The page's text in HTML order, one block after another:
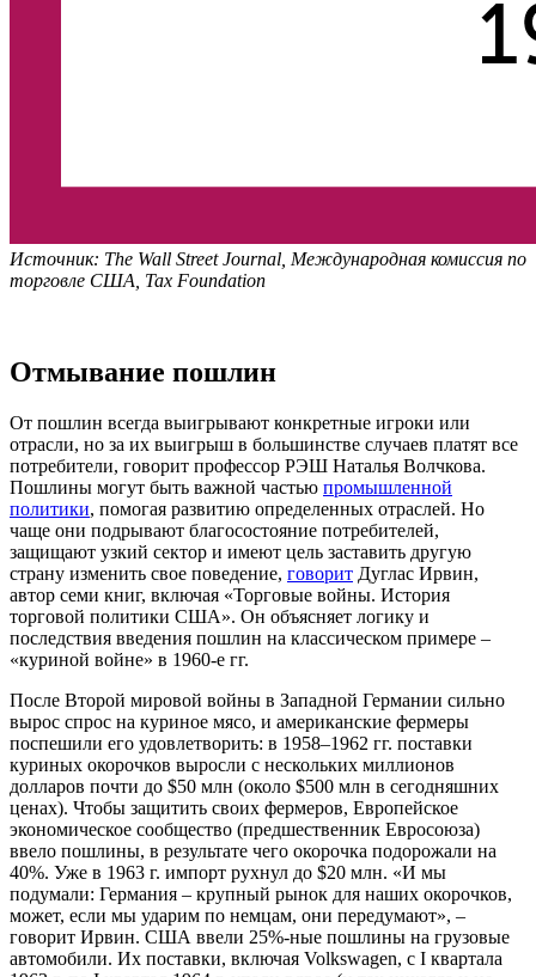
Источник: The Wall Street Journal, Международная комиссия по
торговле США, Tax Foundation
Отмывание пошлин
От пошлин всегда выигрывают конкретные игроки или
отрасли, но за их выигрыш в большинстве случаев платят все
потребители, говорит профессор РЭШ Наталья Волчкова.
Пошлины могут быть важной частью промышленной
политики, помогая развитию определенных отраслей. Но
чаще они подрывают благосостояние потребителей,
защищают узкий сектор и имеют цель заставить другую
страну изменить свое поведение, говорит Дуглас Ирвин,
автор семи книг, включая «Торговые войны. История
торговой политики США». Он объясняет логику и
последствия введения пошлин на классическом примере –
«куриной войне» в 1960-е гг.
После Второй мировой войны в Западной Германии сильно
вырос спрос на куриное мясо, и американские фермеры
поспешили его удовлетворить: в 1958–1962 гг. поставки
куриных окорочков выросли с нескольких миллионов
долларов почти до $50 млн (около $500 млн в сегодняшних
ценах). Чтобы защитить своих фермеров, Европейское
экономическое сообщество (предшественник Евросоюза)
ввело пошлины, в результате чего окорочка подорожали на
40%. Уже в 1963 г. импорт рухнул до $20 млн. «И мы
подумали: Германия – крупный рынок для наших окорочков,
может, если мы ударим по немцам, они передумают», –
говорит Ирвин. США ввели 25%-ные пошлины на грузовые
автомобили. Их поставки, включая Volkswagen, с I квартала